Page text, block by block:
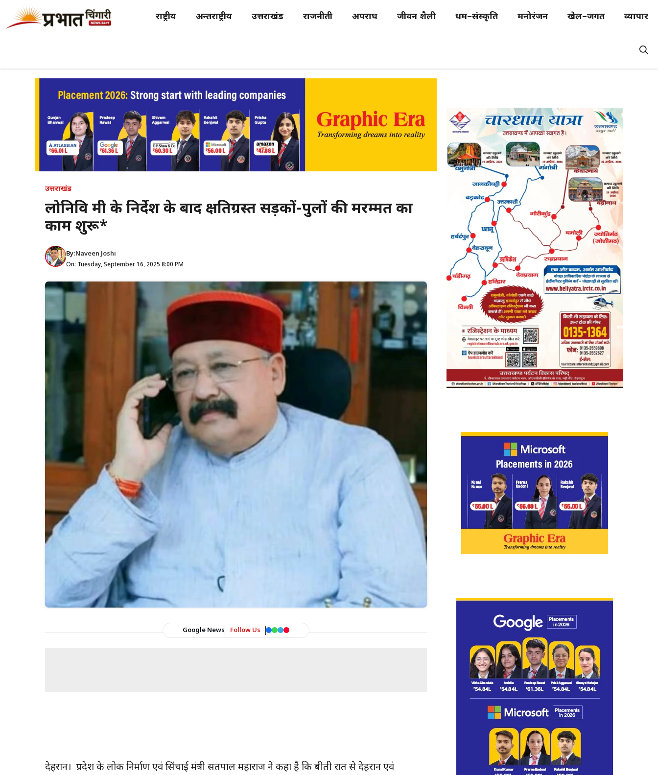
राष्ट्रीय अन्तर्राष्ट्रीय उत्तराखंड राजनीती अपराध जीवन शैली धर्म–संस्कृति मनोरंजन खेल–जगत व्यापार
उत्तराखंड
लोनिवि मंत्री के निर्देश के बाद क्षतिग्रस्त सड़कों-पुलों की मरम्मत का
काम शुरू*
By:Naveen Joshi
On: Tuesday, September 16, 2025 8:00 PM
Google News Follow Us
देहरादून। प्रदेश के लोक निर्माण एवं सिंचाई मंत्री सतपाल महाराज ने कहा है कि बीती रात से देहरादून एवं